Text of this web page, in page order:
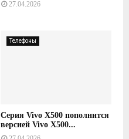
27.04.2026
Телефоны
Серия Vivo X500 пополнится
версией Vivo X500...